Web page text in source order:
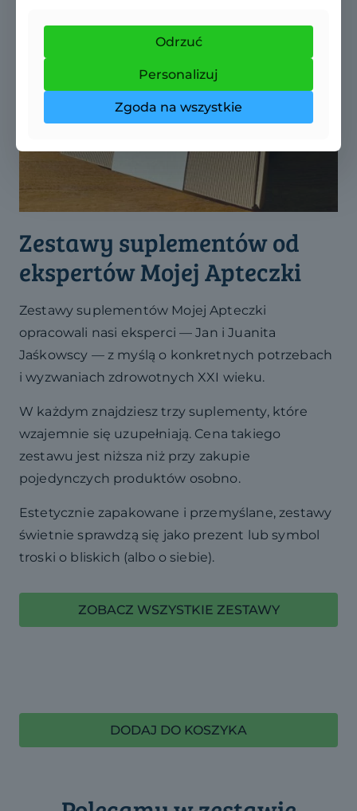
Zestawy suplementów od
ekspertów Mojej Apteczki
Zestawy suplementów Mojej Apteczki
opracowali nasi eksperci — Jan i Juanita
Jaśkowscy — z myślą o konkretnych potrzebach
i wyzwaniach zdrowotnych XXI wieku.
W każdym znajdziesz trzy suplementy, które
wzajemnie się uzupełniają. Cena takiego
zestawu jest niższa niż przy zakupie
pojedynczych produktów osobno.
Estetycznie zapakowane i przemyślane, zestawy
świetnie sprawdzą się jako prezent lub symbol
troski o bliskich (albo o siebie).
ZOBACZ WSZYSTKIE ZESTAWY
DODAJ DO KOSZYKA
Odrzuć
Personalizuj
Zgoda na wszystkie